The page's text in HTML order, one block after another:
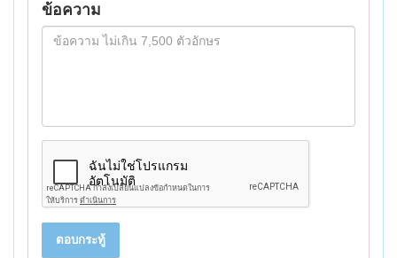
ข้อความ
ตอบกระทู้